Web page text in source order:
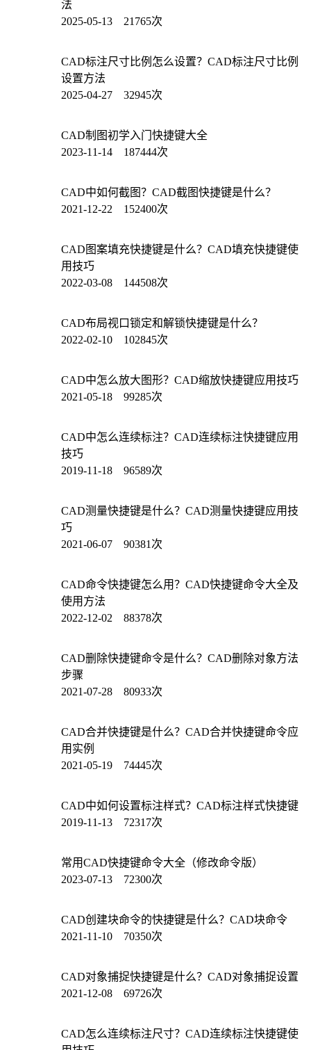
法
2025-05-13 21765次
CAD标注尺寸比例怎么设置？CAD标注尺寸比例
设置方法
2025-04-27 32945次
CAD制图初学入门快捷键大全
2023-11-14 187444次
CAD中如何截图？CAD截图快捷键是什么？
2021-12-22 152400次
CAD图案填充快捷键是什么？CAD填充快捷键使
用技巧
2022-03-08 144508次
CAD布局视口锁定和解锁快捷键是什么？
2022-02-10 102845次
CAD中怎么放大图形？CAD缩放快捷键应用技巧
2021-05-18 99285次
CAD中怎么连续标注？CAD连续标注快捷键应用
技巧
2019-11-18 96589次
CAD测量快捷键是什么？CAD测量快捷键应用技
巧
2021-06-07 90381次
CAD命令快捷键怎么用？CAD快捷键命令大全及
使用方法
2022-12-02 88378次
CAD删除快捷键命令是什么？CAD删除对象方法
步骤
2021-07-28 80933次
CAD合并快捷键是什么？CAD合并快捷键命令应
用实例
2021-05-19 74445次
CAD中如何设置标注样式？CAD标注样式快捷键
2019-11-13 72317次
常用CAD快捷键命令大全（修改命令版）
2023-07-13 72300次
CAD创建块命令的快捷键是什么？CAD块命令
2021-11-10 70350次
CAD对象捕捉快捷键是什么？CAD对象捕捉设置
2021-12-08 69726次
CAD怎么连续标注尺寸？CAD连续标注快捷键使